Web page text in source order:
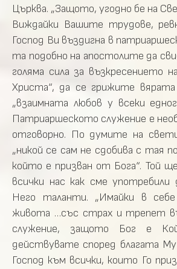
Църква. „Защото, угодно бе на
Виждайки Вашите трудове,
Господ Ви въздигна в
та подобно на апостолите да
голяма сила за възкресението
Христа“, да се грижите
„взаимната любов у всеки
Патриаршеското служение е
отговорно. По думите на
„никой се сам не сдобива с тая
който е призван от Бога“. Той
всички нас как сме
Него таланти. „Имайки в
живота …със страх и трепет
служение, защото Бог е
действувате според благата Му
Господ към всички, които Го